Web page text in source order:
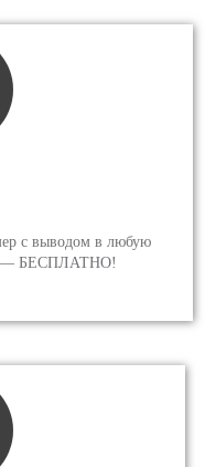
с выводом в любую
— БЕСПЛАТНО!